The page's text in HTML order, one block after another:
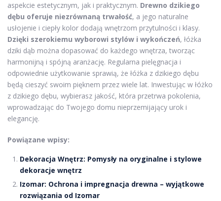
aspekcie estetycznym, jak i praktycznym. Drewno dzikiego
dębu oferuje niezrównaną trwałość, a jego naturalne
usłojenie i ciepły kolor dodają wnętrzom przytulności i klasy.
Dzięki szerokiemu wyborowi stylów i wykończeń, łóżka
dziki dąb można dopasować do każdego wnętrza, tworząc
harmonijną i spójną aranżację. Regularna pielęgnacja i
odpowiednie użytkowanie sprawią, że łóżka z dzikiego dębu
będą cieszyć swoim pięknem przez wiele lat. Inwestując w łóżko
z dzikiego dębu, wybierasz jakość, która przetrwa pokolenia,
wprowadzając do Twojego domu nieprzemijający urok i
elegancję.
Powiązane wpisy:
Dekoracja Wnętrz: Pomysły na oryginalne i stylowe
dekoracje wnętrz
Izomar: Ochrona i impregnacja drewna – wyjątkowe
rozwiązania od Izomar